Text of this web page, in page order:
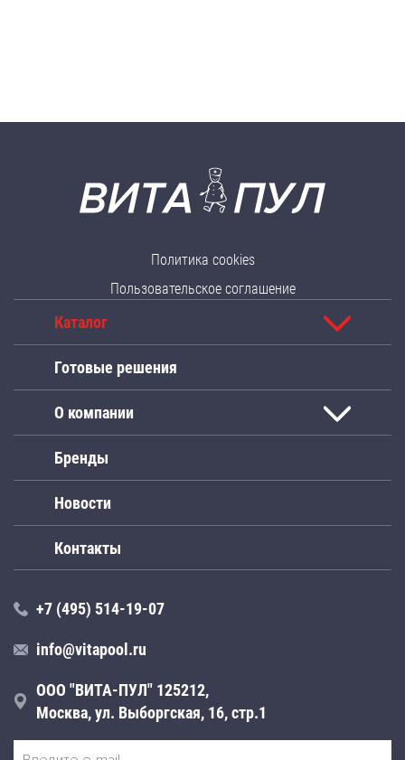
Политика cookies
Пользовательское соглашение
Каталог
Готовые решения
О компании
Бренды
Новости
Контакты
+7 (495) 514-19-07
info@vitapool.ru
ООО "ВИТА-ПУЛ" 125212,
Москва, ул. Выборгская, 16, стр.1